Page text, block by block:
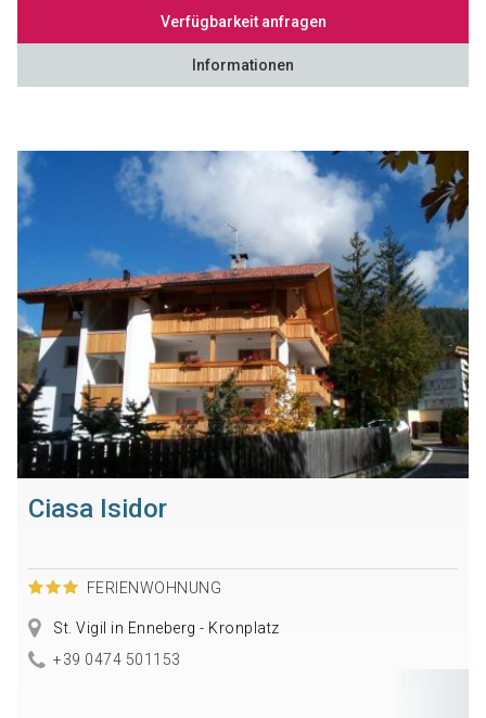
Verfügbarkeit anfragen
Informationen
Ciasa Isidor
FERIENWOHNUNG
St. Vigil in Enneberg - Kronplatz
+39 0474 501153